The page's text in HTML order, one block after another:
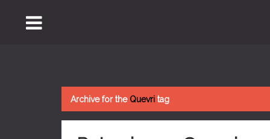
Archive for the Quevri tag